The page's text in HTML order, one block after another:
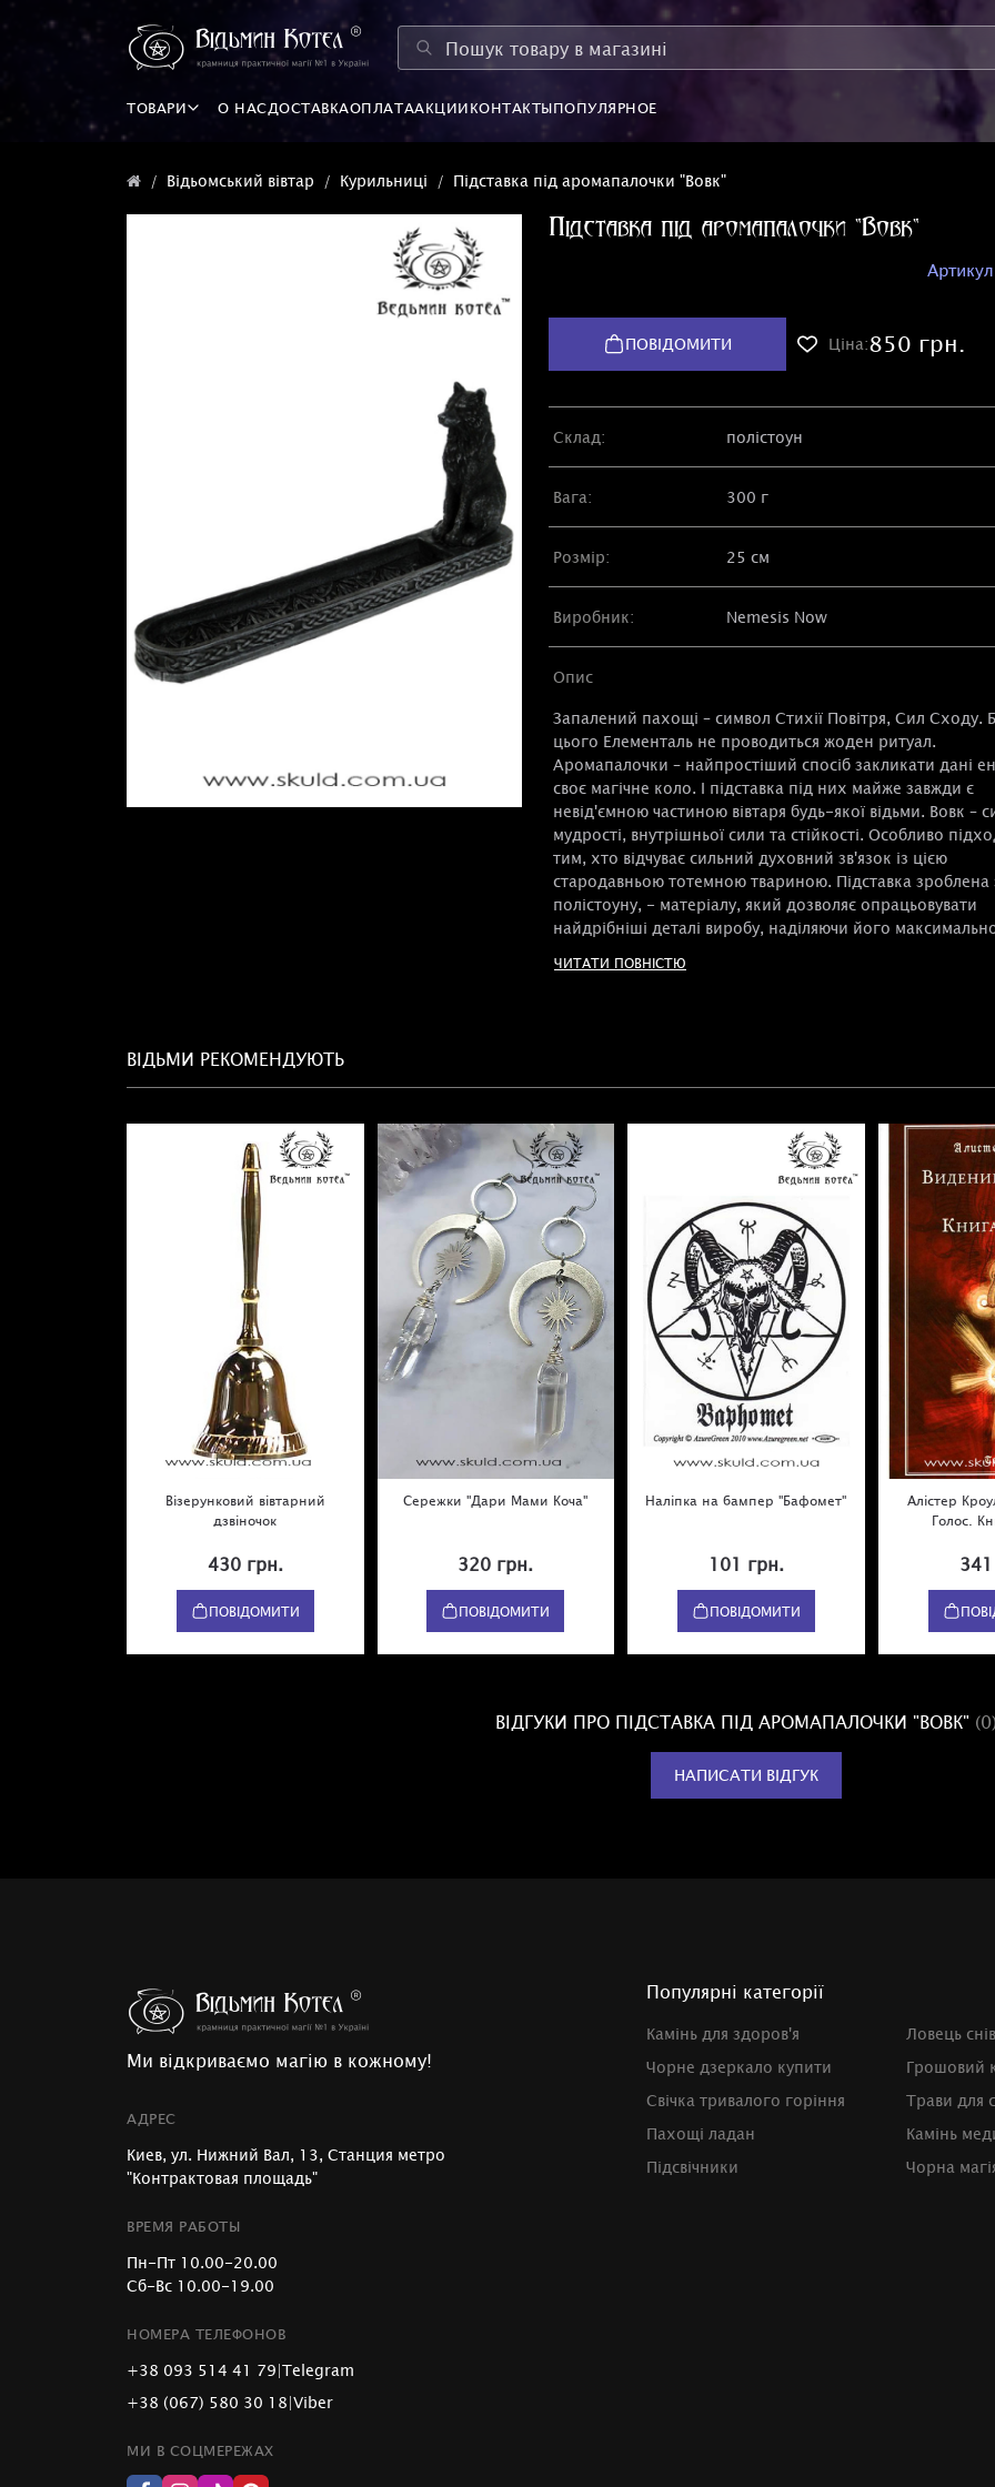
ТОВАРИ О НАСДОСТАВКАОПЛАТААКЦИИКОНТАКТЫПОПУЛЯРНОЕ
Відьомський вівтар Курильниці Підставка під аромапалочки "Вовк"
Підставка під аромапалочки "Вовк"
ПОВІДОМИТИ Ціна:850 грн.
Склад: полістоун
Вага: 300 г
Розмір: 25 см
Виробник: Nemesis Now
Опис
Запалений пахощі – символ Стихії Повітря, Сил Сходу.
цього Елементаль не проводиться жоден ритуал.
Аромапалочки – найпростіший спосіб закликати дані
своє магічне коло. І підставка під них майже завжди є
невід'ємною частиною вівтаря будь-якої відьми. Вовк –
мудрості, внутрішньої сили та стійкості. Особливо
тим, хто відчуває сильний духовний зв'язок із цією
стародавньою тотемною твариною. Підставка зроблена
полістоуну, - матеріалу, який дозволяє опрацьовувати
найдрібніші деталі виробу, наділяючи його
ЧИТАТИ ПОВНІСТЮ
ВІДЬМИ РЕКОМЕНДУЮТЬ
Візерунковий вівтарний
дзвіночок
430 грн.
ПОВІДОМИТИ
Сережки "Дари Мами Коча"
320 грн.
ПОВІДОМИТИ
Наліпка на бампер "Бафомет"
101 грн.
ПОВІДОМИТИ
Алістер
Голос.
ВІДГУКИ ПРО ПІДСТАВКА ПІД АРОМАПАЛОЧКИ "ВОВК"
НАПИСАТИ ВІДГУК
Ми відкриваємо магію в кожному!
АДРЕС
Киев, ул. Нижний Вал, 13, Станция метро
"Контрактовая площадь"
ВРЕМЯ РАБОТЫ
Пн-Пт 10.00-20.00
Сб-Вс 10.00-19.00
НОМЕРА ТЕЛЕФОНОВ
+38 093 514 41 79|Telegram
+38 (067) 580 30 18|Viber
МИ В СОЦМЕРЕЖАХ
Популярні категорії
Камінь для здоров'я
Ловець снів
Чорне дзеркало купити
Грошовий
Свічка тривалого горіння
Трави для
Пахощі ладан
Камінь
Підсвічники
Чорна